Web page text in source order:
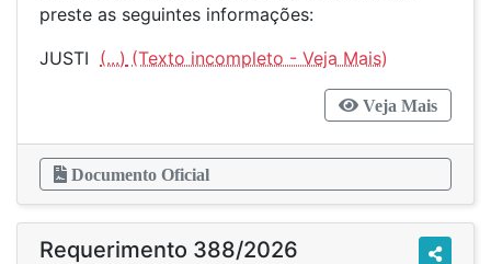
preste as seguintes informações:
JUSTI (...)
Veja Mais
Documento Oficial
Requerimento 388/2026